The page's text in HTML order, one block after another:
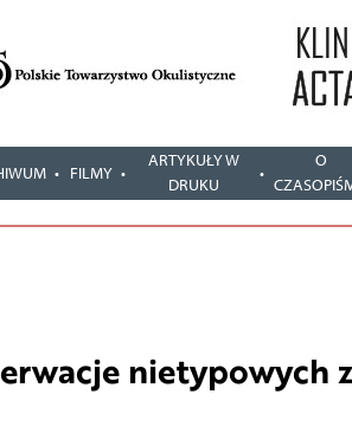
FILMY
ARTYKUŁY W
DRUKU
O
nietypowych